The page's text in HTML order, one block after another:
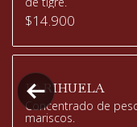
$14.900
PARIHUELA
Concentrado de
mariscos.